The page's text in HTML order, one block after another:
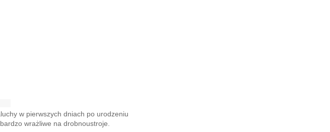
w pierwszych dniach po urodzeniu
wrażliwe na drobnoustroje.